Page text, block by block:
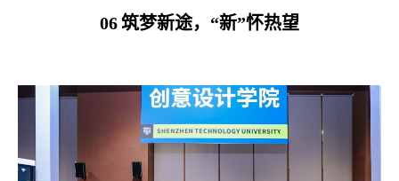
06筑梦新途， “新”怀热望